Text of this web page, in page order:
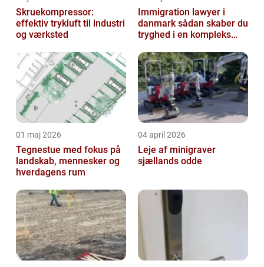
Skruekompressor:
effektiv trykluft til industri
og værksted
Immigration lawyer i
danmark sådan skaber du
tryghed i en kompleks
01 maj 2026
Tegnestue med fokus på
landskab, mennesker og
hverdagens rum
04 april 2026
Leje af minigraver
sjællands odde